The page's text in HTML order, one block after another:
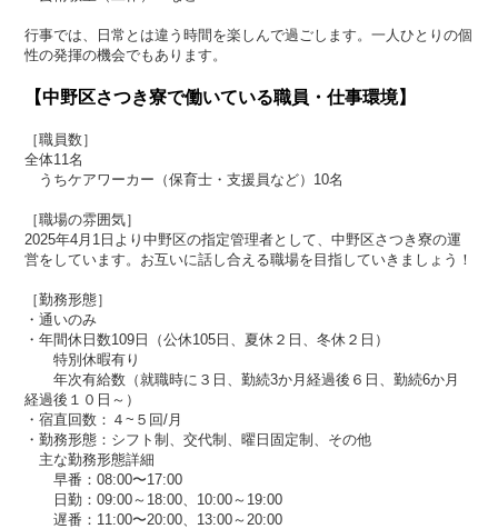
行事では、日常とは違う時間を楽しんで過ごします。一人ひとりの個
性の発揮の機会でもあります。
【中野区さつき寮で働いている職員・仕事環境】
［職員数］
全体11名
うちケアワーカー（保育士・支援員など）10名
［職場の雰囲気］
2025年4月1日より中野区の指定管理者として、中野区さつき寮の運
営をしています。お互いに話し合える職場を目指していきましょう！
［勤務形態］
・通いのみ
・年間休日数109日（公休105日、夏休２日、冬休２日）
特別休暇有り
年次有給数（就職時に３日、勤続3か月経過後６日、勤続6か月
経過後１０日～）
・宿直回数：４~５回/月
・勤務形態：シフト制、交代制、曜日固定制、その他
主な勤務形態詳細
早番：08:00〜17:00
日勤：09:00～18:00、10:00～19:00
遅番：11:00〜20:00、13:00～20:00